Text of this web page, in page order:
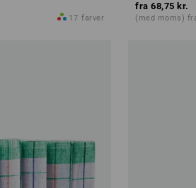
17 farver
fra 68,75 kr.
(med moms)